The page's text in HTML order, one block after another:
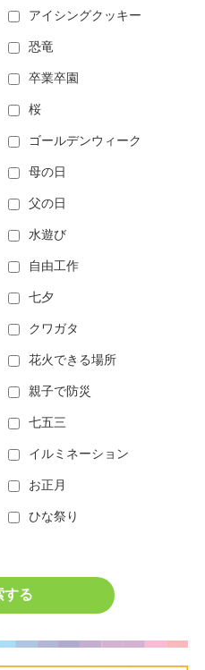
アイシングクッキー
恐竜
卒業卒園
桜
ゴールデンウィーク
母の日
父の日
水遊び
自由工作
七夕
クワガタ
花火できる場所
親子で防災
七五三
イルミネーション
お正月
ひな祭り